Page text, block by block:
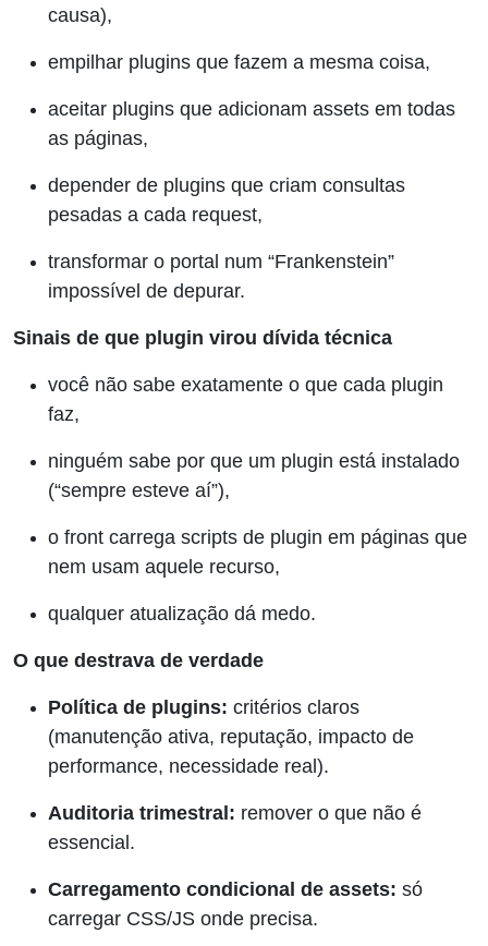
causa),
empilhar plugins que fazem a mesma coisa,
aceitar plugins que adicionam assets em todas
as páginas,
depender de plugins que criam consultas
pesadas a cada request,
transformar o portal num “Frankenstein”
impossível de depurar.
Sinais de que plugin virou dívida técnica
você não sabe exatamente o que cada plugin
faz,
ninguém sabe por que um plugin está instalado
(“sempre esteve aí”),
o front carrega scripts de plugin em páginas que
nem usam aquele recurso,
qualquer atualização dá medo.
O que destrava de verdade
Política de plugins: critérios claros
(manutenção ativa, reputação, impacto de
performance, necessidade real).
Auditoria trimestral: remover o que não é
essencial.
Carregamento condicional de assets: só
carregar CSS/JS onde precisa.